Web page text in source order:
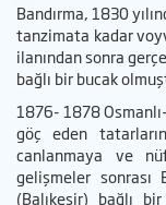
Bandırma, 1830
tanzimata kadar
ilanından sonra
bağlı bir bucak
1876- 1878
göç eden
canlanmaya ve
gelişmeler sonrası
(Balıkesir) bağlı